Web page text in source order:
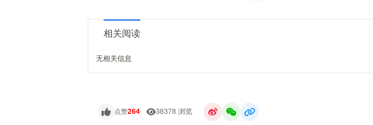
相关阅读
无相关信息
点赞264 38378 浏览